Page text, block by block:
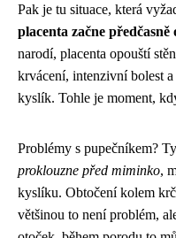
Pak je tu situace, která
placenta začne předčasně
narodí, placenta opouští
krvácení, intenzivní bolest
kyslík. Tohle je moment,
Problémy s pupečníkem?
proklouzne před miminko,
kyslíku. Obtočení kolem
většinou to není problém,